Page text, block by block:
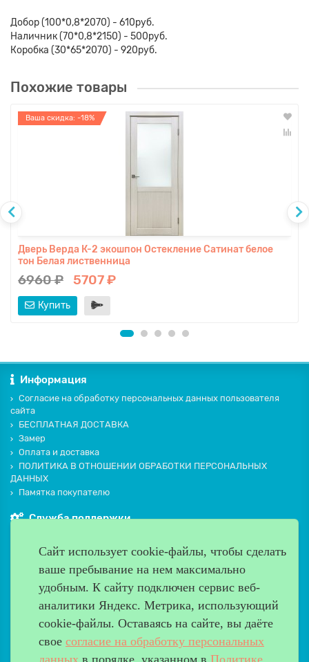
Добор (100*0,8*2070) - 610руб.
Наличник (70*0,8*2150) - 500руб.
Коробка (30*65*2070) - 920руб.
Похожие товары
Ваша скидка: -18%
Дверь Верда К-2 экошпон Остекление Сатинат белое
тон Белая лиственница
6960 ₽ 5707 ₽
Купить
Информация
Согласие на обработку персональных данных пользователя
сайта
БЕСПЛАТНАЯ ДОСТАВКА
Замер
Оплата и доставка
ПОЛИТИКА В ОТНОШЕНИИ ОБРАБОТКИ ПЕРСОНАЛЬНЫХ
ДАННЫХ
Памятка покупателю
Служба поддержки
Производители
Дополнительно
Наш адрес
Работаем с 9:00 до 20:00
8 (499) 685-33-26
Сайт использует cookie-файлы, чтобы сделать
ваше пребывание на нем максимально
удобным. К cайту подключен сервис веб-
аналитики Яндекс. Метрика, использующий
cookie-файлы. Оставаясь на сайте, вы даёте
свое согласие на обработку персональных
данных в порядке, указанном в Политике